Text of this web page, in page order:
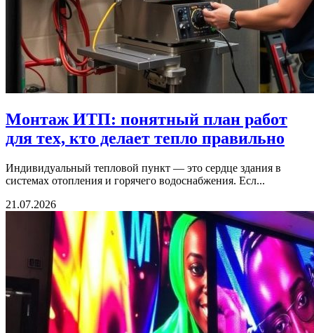
Монтаж ИТП: понятный план работ
для тех, кто делает тепло правильно
Индивидуальный тепловой пункт — это сердце здания в
системах отопления и горячего водоснабжения. Есл...
21.07.2026